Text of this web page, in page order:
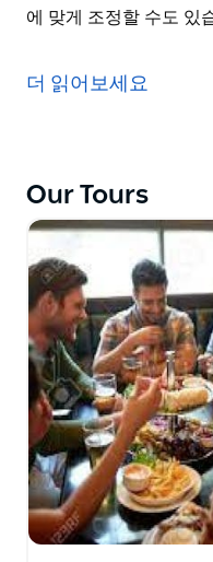
에 맞게 조정할 수도 있
농장을 방문하세요. 과
세계 최고의 오일 중 일
아보세요!
Nurtured Tours는 여
Kiama, Hunter Valley
장을 방문합니다. 또한
빙을 개선하는 데 사용
니다.
투어 기간은 6시간이며
도 있습니다.
더 읽어보세요
Our Tours